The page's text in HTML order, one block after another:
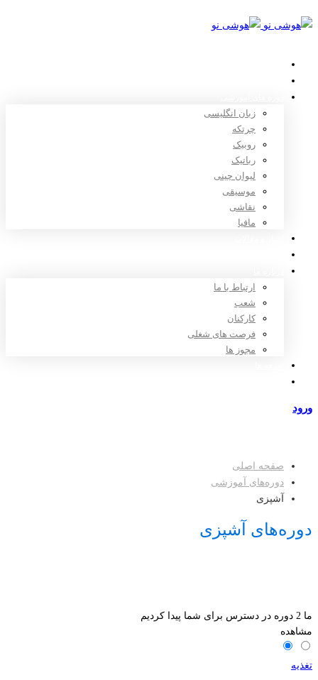
زبان انگلیسی
چرتکه
روبیک
رباتیک
لیوان چینی
موسیقی
نقاشی
مافیا
ارتباط با ما
شعب
کارکنان
فرصت های شغلی
مجوز ها
ورود
صفحه اصلی
دوره‌های آموزشی
آشپزی
دوره‌های آشپزی
ما 2 دوره در دسترس برای شما پیدا کردیم
مشاهده
تغذیه